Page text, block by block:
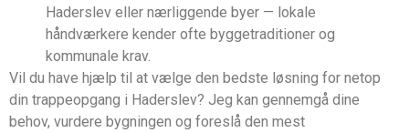
Haderslev eller nærliggende byer — lokale
håndværkere kender ofte byggetraditioner og
kommunale krav.
Vil du have hjælp til at vælge den bedste løsning for netop
din trappeopgang i Haderslev? Jeg kan gennemgå dine
behov, vurdere bygningen og foreslå den mest